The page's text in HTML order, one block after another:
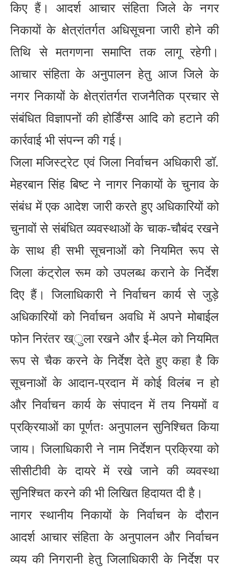
किए हैं। आदर्श आचार संहिता जिले के नगर
निकायों के क्षेत्रांतर्गत अधिसूचना जारी होने की
तिथि से मतगणना समाप्ति तक लागू रहेगी।
आचार संहिता के अनुपालन हेतु आज जिले के
नगर निकायों के क्षेत्रांतर्गत राजनैतिक प्रचार से
संबंधित विज्ञापनों की होर्डिंग्स आदि को हटाने की
कार्रवाई भी संपन्न की गई।
जिला मजिस्ट्रेट एवं जिला निर्वाचन अधिकारी डॉ.
मेहरबान सिंह बिष्ट ने नागर निकायों के चुनाव के
संबंध में एक आदेश जारी करते हुए अधिकारियों को
चुनावों से संबंधित व्यवस्थाओं के चाक-चौबंद रखने
के साथ ही सभी सूचनाओं को नियमित रूप से
जिला कंट्रोल रूम को उपलब्ध कराने के निर्देश
दिए हैं। जिलाधिकारी ने निर्वाचन कार्य से जुड़े
अधिकारियों को निर्वाचन अवधि में अपने मोबाईल
फोन निरंतर ख्ुला रखने और ई-मेल को नियमित
रूप से चैक करने के निर्देश देते हुए कहा है कि
सूचनाओं के आदान-प्रदान में कोई विलंब न हो
और निर्वाचन कार्य के संपादन में तय नियमों व
प्रक्रियाओं का पूर्णतः अनुपालन सुनिश्चित किया
जाय। जिलाधिकारी ने नाम निर्देशन प्रक्रिया को
सीसीटीवी के दायरे में रखे जाने की व्यवस्था
सुनिश्चित करने की भी लिखित हिदायत दी है।
नागर स्थानीय निकायों के निर्वाचन के दौरान
आदर्श आचार संहिता के अनुपालन और निर्वाचन
व्यय की निगरानी हेतु जिलाधिकारी के निर्देश पर